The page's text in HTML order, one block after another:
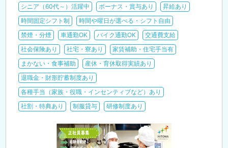
シニア（60代～）活躍中
ボーナス・賞与あり
昇給あり
時間固定シフト制
時間や曜日が選べる・シフト自由
禁煙・分煙
車通勤OK バイク通勤OK
交通費支給
社会保険あり
社宅・寮あり
家賃補助・住宅手当有
まかない・食事補助
産休・育休取得実績あり
退職金・財形貯蓄制度あり
各種手当（家族・役職・インセンティブなど）あり
社割・特典あり
制服貸与 研修制度あり